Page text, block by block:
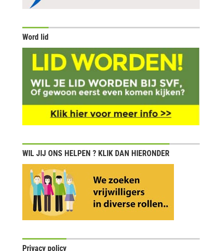
Word lid
WIL JIJ ONS HELPEN ? KLIK DAN HIERONDER
Privacy policy